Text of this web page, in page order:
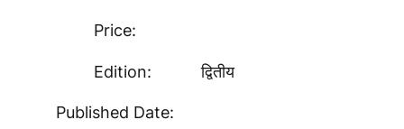
Price:
Edition: द्वितीय
Published Date: